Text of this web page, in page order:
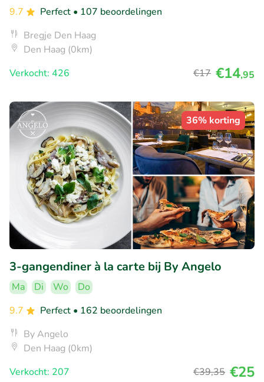
9.7 Perfect • 107 beoordelingen
Bregje Den Haag
Den Haag (0km)
Verkocht: 426
€17 €14,95
36% korting
3-gangendiner à la carte bij By Angelo
Ma Di Wo
Do
9.7
Perfect • 162 beoordelingen
By Angelo
Den Haag (0km)
Verkocht: 207
€39,35 €25